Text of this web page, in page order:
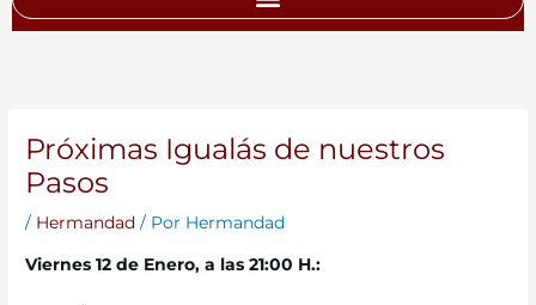
Próximas Igualás de nuestros
Pasos
/ Hermandad / Por Hermandad
Viernes 12 de Enero, a las 21:00 H.: